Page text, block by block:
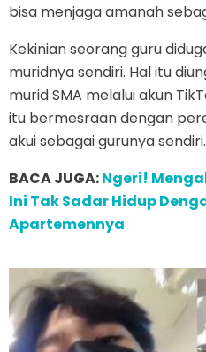
bisa menjaga amanah
Kekinian seorang guru
muridnya sendiri. Hal itu
murid SMA melalui akun
itu bermesraan dengan
akui sebagai gurunya sendiri.
BACA JUGA:Ngeri!
Ini Tak Sadar Hidup
Apartemennya